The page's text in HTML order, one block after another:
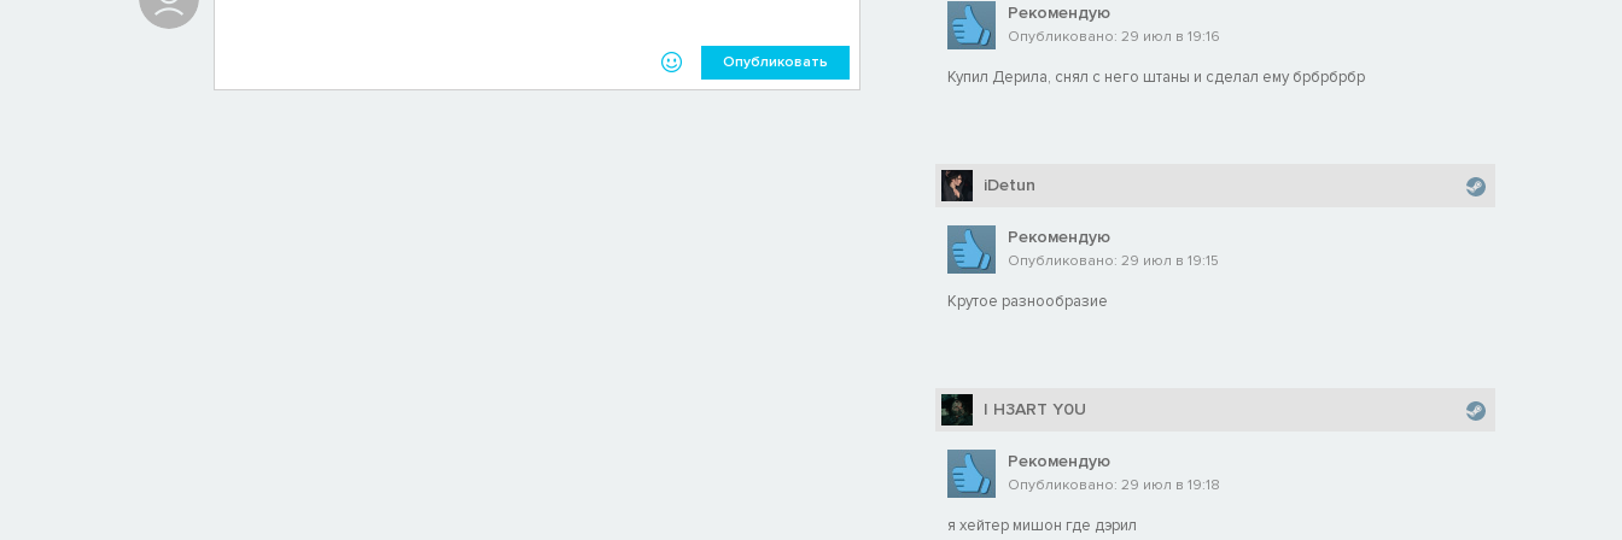
Опубликовать
Рекомендую
Опубликовано: 29 июл в 19:16
Купил Дерила, снял с него штаны и сделал ему брбрбрбр
iDetun
Рекомендую
Опубликовано: 29 июл в 19:15
Крутое разнообразие
I H3ART Y0U
Рекомендую
Опубликовано: 29 июл в 19:18
я хейтер мишон где дэрил